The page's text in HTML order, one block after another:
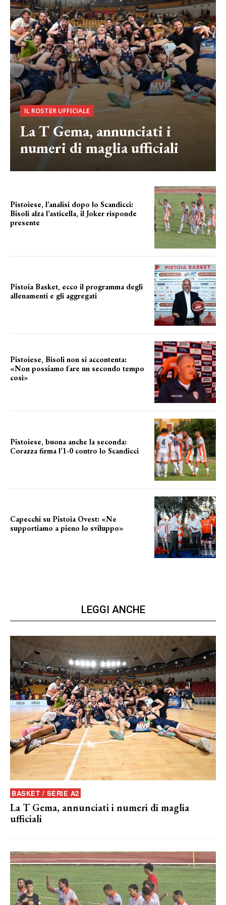
IL ROSTER UFFICIALE
La T Gema, annunciati i
numeri di maglia ufficiali
Pistoiese, l’analisi dopo lo Scandicci:
Bisoli alza l’asticella, il Joker risponde
presente
Pistoia Basket, ecco il programma degli
allenamenti e gli aggregati
Pistoiese, Bisoli non si accontenta:
«Non possiamo fare un secondo tempo
così»
Pistoiese, buona anche la seconda:
Corazza firma l’1-0 contro lo Scandicci
Capecchi su Pistoia Ovest: «Ne
supportiamo a pieno lo sviluppo»
LEGGI ANCHE
BASKET / SERIE A2
La T Gema, annunciati i numeri di maglia
ufficiali